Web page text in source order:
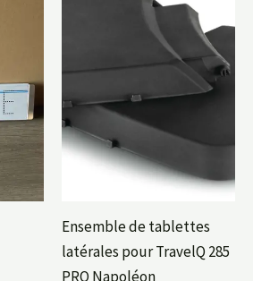
Ensemble de tablettes
latérales pour TravelQ 285
PRO Napoléon